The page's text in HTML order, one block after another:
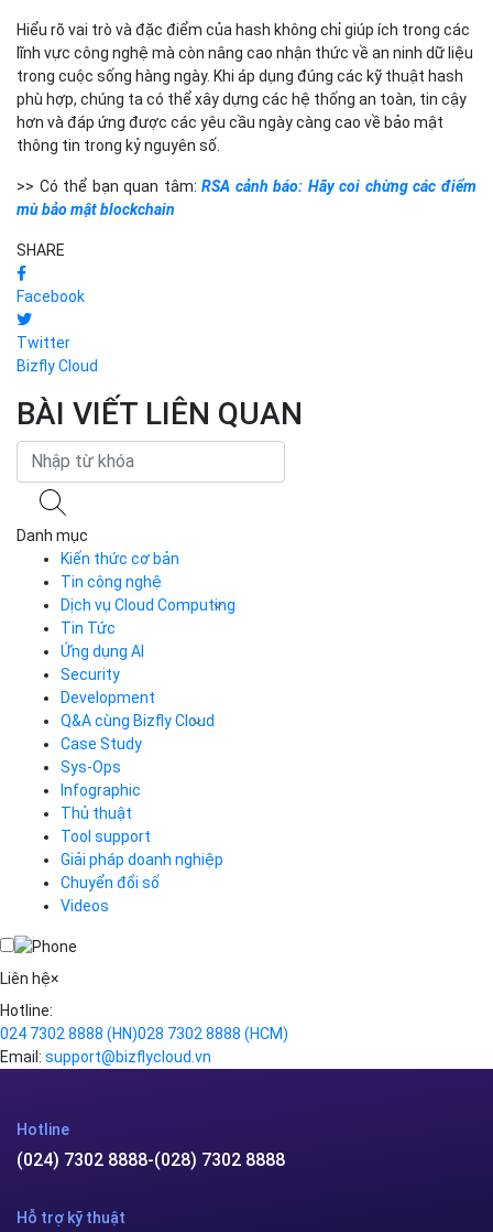
Hiểu rõ vai trò và đặc điểm của hash không chỉ giúp ích trong các
lĩnh vực công nghệ mà còn nâng cao nhận thức về an ninh dữ liệu
trong cuộc sống hàng ngày. Khi áp dụng đúng các kỹ thuật hash
phù hợp, chúng ta có thể xây dựng các hệ thống an toàn, tin cậy
hơn và đáp ứng được các yêu cầu ngày càng cao về bảo mật
thông tin trong kỷ nguyên số.
>> Có thể bạn quan tâm:RSA cảnh báo: Hãy coi chừng các điểm
mù bảo mật blockchain
SHARE
Facebook
Twitter
Bizfly Cloud
BÀI VIẾT LIÊN QUAN
Danh mục
Kiến thức cơ bản
Tin công nghệ
Dịch vụ Cloud Computing
Cloud Server
CDN
Load Balancer
Auto Scaling
Container Registry
Kubernetes
Cloud Database
Call Center
Business Email
Simple Storage
VOD
VPN
Traffic Manager
Cloud VPS
Videos
Tin Tức
Ứng dụng AI
Security
Development
Q&A cùng Bizfly Cloud
Q&A về Bizfly Cloud Server
Thao tác kết nối tới server
Videos
Q&A về Bizfly Business Email
Videos
Case Study
Sys-Ops
Infographic
Thủ thuật
Tool support
Giải pháp doanh nghiệp
Chuyển đổi số
Videos
Liên hệ×
Hotline:
024 7302 8888 (HN)028 7302 8888 (HCM)
Email: support@bizflycloud.vn
Hotline
(024) 7302 8888-(028) 7302 8888
Hỗ trợ kỹ thuật